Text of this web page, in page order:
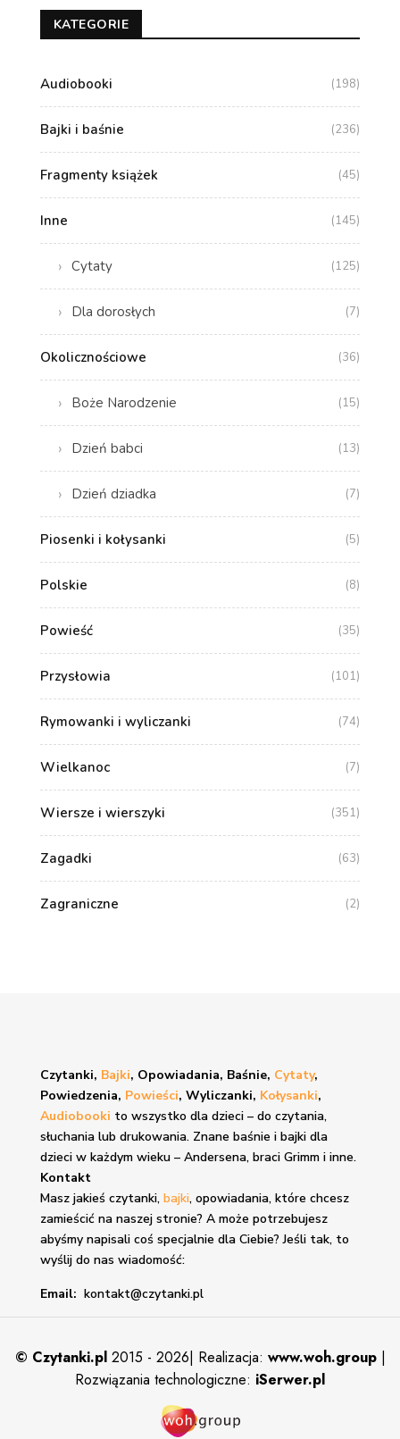
KATEGORIE
Audiobooki (198)
Bajki i baśnie (236)
Fragmenty książek (45)
Inne (145)
Cytaty (125)
Dla dorosłych (7)
Okolicznościowe (36)
Boże Narodzenie (15)
Dzień babci (13)
Dzień dziadka (7)
Piosenki i kołysanki (5)
Polskie (8)
Powieść (35)
Przysłowia (101)
Rymowanki i wyliczanki (74)
Wielkanoc (7)
Wiersze i wierszyki (351)
Zagadki (63)
Zagraniczne (2)
Czytanki, Bajki, Opowiadania, Baśnie, Cytaty,
Powiedzenia, Powieści, Wyliczanki, Kołysanki,
Audiobooki to wszystko dla dzieci – do czytania,
słuchania lub drukowania. Znane baśnie i bajkidla
dzieci w każdym wieku – Andersena, braci Grimm i inne.
Kontakt
Masz jakieś czytanki, bajki, opowiadania, które chcesz
zamieścić na naszej stronie? A może potrzebujesz
abyśmy napisali coś specjalnie dla Ciebie? Jeśli tak, to
wyślij do nas wiadomość:
Email: kontakt@czytanki.pl
© Czytanki.pl 2015 - 2026| Realizacja: www.woh.group |
Rozwiązania technologiczne: iSerwer.pl